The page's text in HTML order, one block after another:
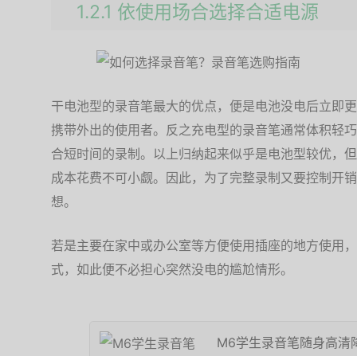
1.2.1 依使用场合选择合适电源
干电池型的录音笔最大的优点，便是电池没电后立即
携带外出的使用者。反之充电型的录音笔通常体积轻
合短时间的录制。以上归纳起来似乎是电池型较优，
成本花费不可小觑。因此，为了完整录制又要控制开
想。
若是主要在家中或办公室等方便使用插座的地方使用
式，如此便不必担心突然没电的尴尬情形。
M6学生录音笔随身高清